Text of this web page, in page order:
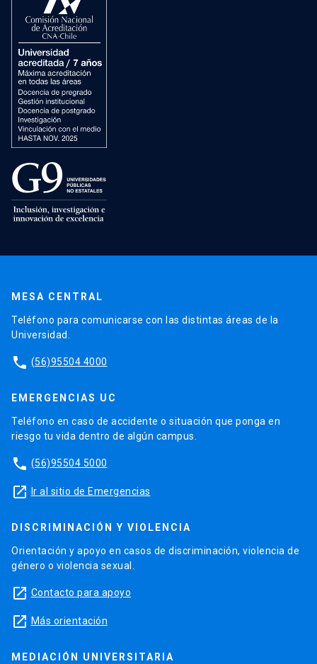
MESA CENTRAL
Teléfono para comunicarse con las distintas áreas de la
Universidad.
phone (56)95504 4000
EMERGENCIAS UC
Teléfono en caso de accidente o situación que ponga en
riesgo tu vida dentro de algún campus.
phone (56)95504 5000
launch Ir al sitio de Emergencias
DISCRIMINACIÓN Y VIOLENCIA
Orientación y apoyo en casos de discriminación, violencia de
género o violencia sexual.
launch Contacto para apoyo
launch Más orientación
MEDIACIÓN UNIVERSITARIA